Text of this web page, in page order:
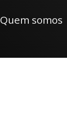
Quem somos